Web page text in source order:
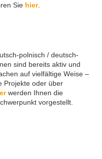
Sie hier.
polnisch / deutsch-
sind bereits aktiv und
auf vielfältige Weise –
Projekte oder über
werden Ihnen die
vorgestellt.